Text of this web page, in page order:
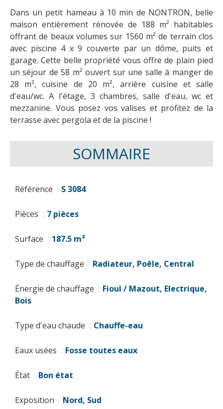
Dans un petit hameau à 10 min de NONTRON, belle
maison entièrement rénovée de 188 m² habitables
offrant de beaux volumes sur 1560 m² de terrain clos
avec piscine 4 x 9 couverte par un dôme, puits et
garage. Cette belle propriété vous offre de plain pied
un séjour de 58 m² ouvert sur une salle à manger de
28 m², cuisine de 20 m², arrière cuisine et salle
d'eau/wc. A l'étage, 3 chambres, salle d'eau, wc et
mezzanine. Vous posez vos valises et profitez de la
terrasse avec pergola et de la piscine !
SOMMAIRE
Référence S 3084
Pièces 7 pièces
Surface 187.5 m²
Type de chauffage Radiateur, Poêle, Central
Énergie de chauffage
Fioul / Mazout, Electrique,
Bois
Type d'eau chaude Chauffe-eau
Eaux usées Fosse toutes eaux
État Bon état
Exposition Nord, Sud